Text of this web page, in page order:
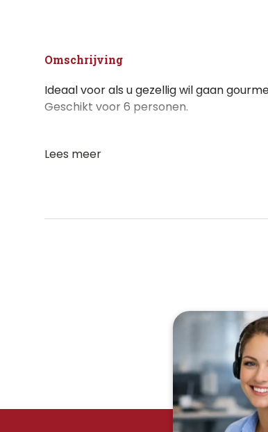
Omschrijving
Ideaal voor als u gezellig wil gaan
Geschikt voor 6 personen.
Lees meer